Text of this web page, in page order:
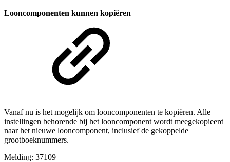
Looncomponenten kunnen kopiëren
Vanaf nu is het mogelijk om looncomponenten te kopiëren. Alle
instellingen behorende bij het looncomponent wordt meegekopieerd
naar het nieuwe looncomponent, inclusief de gekoppelde
grootboeknummers.
Melding: 37109